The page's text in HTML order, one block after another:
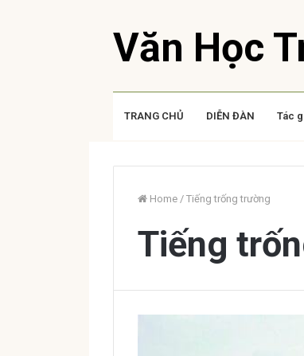
Văn Học
TRANG CHỦ DIỄN ĐÀN Tác
Home / Tiếng trống trường
Tiếng